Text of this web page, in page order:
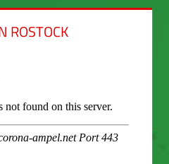
ROSTOCK